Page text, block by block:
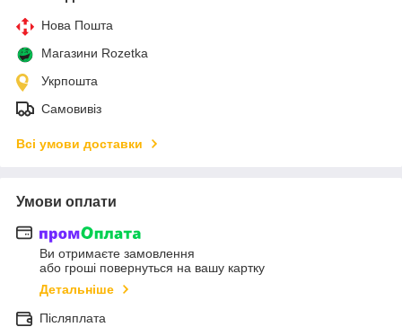
Нова Пошта
Магазини Rozetka
Укрпошта
Самовивіз
Всі умови доставки
Умови оплати
Ви отримаєте замовлення
або гроші повернуться на вашу картку
Детальніше
Післяплата